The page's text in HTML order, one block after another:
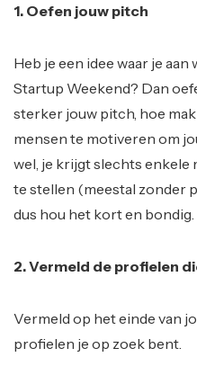
1. Oefen jouw pitch
Heb je een idee waar je
Startup Weekend? Dan
sterker jouw pitch, hoe
mensen te motiveren om
wel, je krijgt slechts
te stellen (meestal zonder
dus hou het kort en bondig.
2. Vermeld de profielen
Vermeld op het einde van
profielen je op zoek bent.